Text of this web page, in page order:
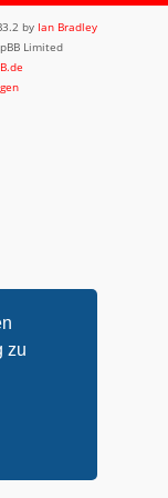
zu
by Ian Bradley
Limited